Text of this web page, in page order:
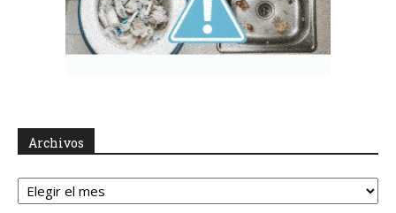
Archivos
Archivos